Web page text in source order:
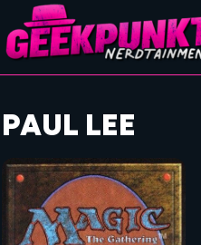
PAUL LEE